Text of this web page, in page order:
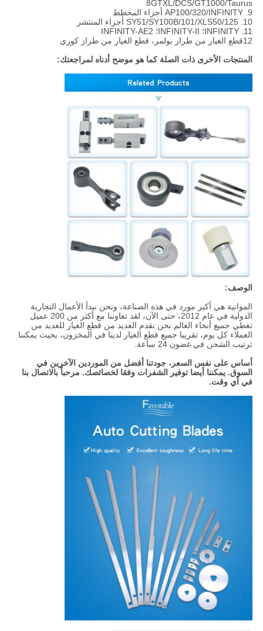
8GTXL/DCS/GT1000/Taurus
9. AP100/320/INFINITY أجزاء المخطط
10. SY51/SY100B/101/XLS50/125 أجزاء المنتشر
11. INFINITY؛ INFINITY-II؛ INFINITY-AE2
12قطع الغيار من طراز بولمر، قطع الغيار من طراز كوري
المنتجات الأخرى ذات الصلة كما هو موضح أدناه لمراجعتك:
الوصف:
المواتية هي أكبر مورد في هذه الصناعة، ونحن نبدأ الأعمال التجارية
الدولية في عام 2012، حتى الآن، لقد تعاوننا مع أكثر من 200 عميل
تغطي جميع أنحاء العالم.نحن نقدم العديد من قطع الغيار للعديد من
العملاء كل يوم، تقريبا جميع قطع الغيار لدينا في المخزون، بحيث يمكننا
ترتيب الشحن في غضون 24 ساعة.
أساس على نفس السعر، جودتنا أفضل من الموردين الآخرين في
السوق. يمكننا أيضا توفير الشفرات وفقا لخصائصك. مرحباً بالاتصال بنا
في أي وقت.